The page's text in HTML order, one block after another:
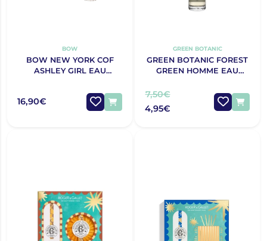
BOW
BOW NEW YORK COF
ASHLEY GIRL EAU
16,90€
GREEN BOTANIC
GREEN BOTANIC FOREST
GREEN HOMME EAU
7,50€
4,95€